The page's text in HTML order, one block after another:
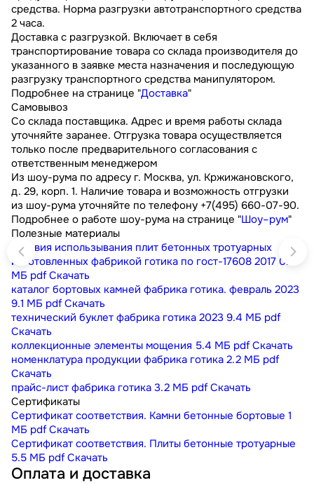
средства. Норма разгрузки автотранспортного средства
2 часа.
Доставка с разгрузкой. Включает в себя
транспортирование товара со склада производителя до
указанного в заявке места назначения и последующую
разгрузку транспортного средства манипулятором.
Подробнее на странице "Доставка"
Самовывоз
Со склада поставщика. Адрес и время работы склада
уточняйте заранее. Отгрузка товара осуществляется
только после предварительного согласования с
ответственным менеджером
Из шоу-рума по адресу г. Москва, ул. Кржижановского,
д. 29, корп. 1. Наличие товара и возможность отгрузки
из шоу-рума уточняйте по телефону +7(495) 660-07-90.
Подробнее о работе шоу-рума на странице "Шоу–рум"
Полезные материалы
условия использывания плит бетонных тротуарных
изготовленных фабрикой готика по гост-17608 2017 0.3
МБ pdf Скачать
каталог бортовых камней фабрика готика. февраль 2023
9.1 МБ pdf Скачать
технический буклет фабрика готика 2023 9.4 МБ pdf
Скачать
коллекционные элементы мощения 5.4 МБ pdf Скачать
номенклатура продукции фабрика готика 2.2 МБ pdf
Скачать
прайс-лист фабрика готика 3.2 МБ pdf Скачать
Сертификаты
Сертификат соответствия. Камни бетонные бортовые 1
МБ pdf Скачать
Сертификат соответствия. Плиты бетонные тротуарные
5.5 МБ pdf Скачать
Оплата и доставка